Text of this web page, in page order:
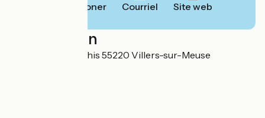
Téléphoner Courriel Site web
Localisation
3 Chemin des Pachis 55220 Villers-sur-Meuse